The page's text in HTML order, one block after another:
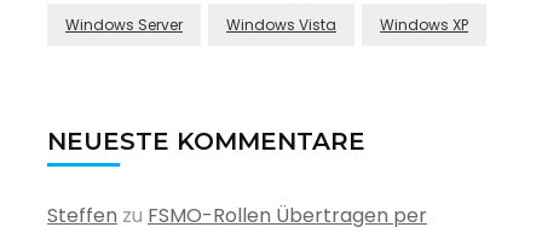
Windows Server Windows Vista Windows XP
NEUESTE KOMMENTARE
Steffen zu FSMO-Rollen Übertragen per